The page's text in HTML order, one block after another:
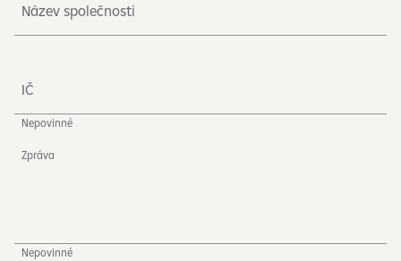
Název společnosti
IČ
Nepovinné
Zpráva
Nepovinné